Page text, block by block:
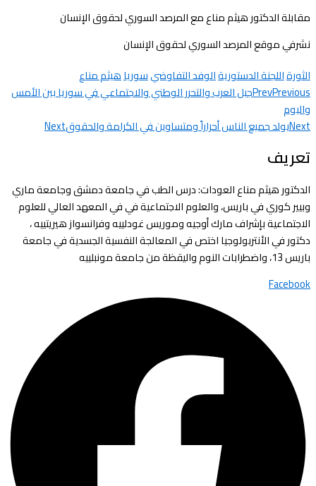
مقابلة الدكتور هيثم مناع مع المرصد السوري لحقوق الإنسان
نشرفي موقع المرصد السوري لحقوق الإنسان
الثورةاللجنة الدستوريةالوفد التفاوضيسورياهيثم مناع
PrevPrevious
جبل العرب والتحرر الوطني والاجتماعي في سوريا بين الأمس
واليوم
Nextيولد جميع الناس أحراراً ومتساوين في الكرامة والحقوقNext
تعريف
الدكتور هيثم مناع العودات: درس الطب في جامعة دمشق وجامعة ماري
وبيير كوري في باريس، والعلوم الاجتماعية في في المعهد العالي للعلوم
الاجتماعية بإشراف مارك أوجيه وموريس غودلييه وفرانسواز هيريتييه ،
دكتور في الأنتربولوجيا اختص في المعالجة النفسية الجسدية في جامعة
باريس 13، واضطرابات النوم واليقظة من جامعة مونبلييه
Facebook